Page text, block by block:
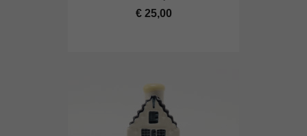
€ 25,00